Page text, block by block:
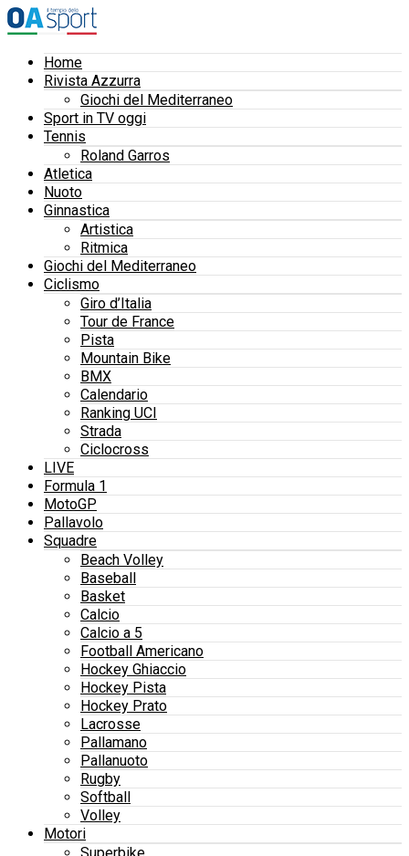
Home
Rivista Azzurra
Giochi del Mediterraneo
Sport in TV oggi
Tennis
Roland Garros
Atletica
Nuoto
Ginnastica
Artistica
Ritmica
Giochi del Mediterraneo
Ciclismo
Giro d’Italia
Tour de France
Pista
Mountain Bike
BMX
Calendario
Ranking UCI
Strada
Ciclocross
LIVE
Formula 1
MotoGP
Pallavolo
Squadre
Beach Volley
Baseball
Basket
Calcio
Calcio a 5
Football Americano
Hockey Ghiaccio
Hockey Pista
Hockey Prato
Lacrosse
Pallamano
Pallanuoto
Rugby
Softball
Volley
Motori